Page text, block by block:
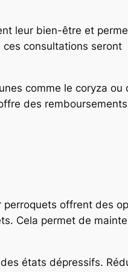
leur bien-être et
consultations seront
comme le coryza ou
des
perroquets offrent des
Cela permet de
états dépressifs.